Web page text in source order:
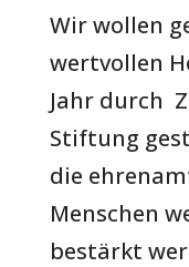
Wir wollen
wertvollen
Jahr durch
Stiftung
die
Menschen
bestärkt